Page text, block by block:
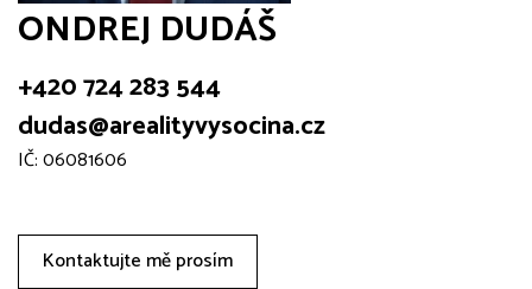
ONDREJ DUDÁŠ
+420 724 283 544
dudas@arealityvysocina.cz
IČ: 06081606
Kontaktujte mě prosím